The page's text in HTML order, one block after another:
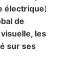
électrique)
de
les
sur ses